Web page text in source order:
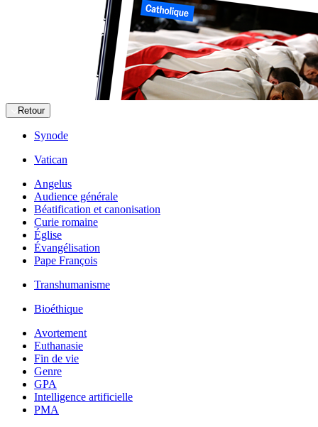
Retour
Synode
Vatican
Angelus
Audience générale
Béatification et canonisation
Curie romaine
Église
Évangélisation
Pape François
Transhumanisme
Bioéthique
Avortement
Euthanasie
Fin de vie
Genre
GPA
Intelligence artificielle
PMA